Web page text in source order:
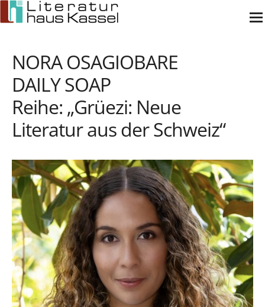
Zum
Inhalt
NORA OSAGIOBARE
DAILY SOAP
Reihe: „Grüezi: Neue
Literatur aus der Schweiz“